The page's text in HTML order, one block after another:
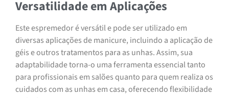
Versatilidade em Aplicações
Este espremedor é versátil e pode ser utilizado em
diversas aplicações de manicure, incluindo a aplicação de
géis e outros tratamentos para as unhas. Assim, sua
adaptabilidade torna-o uma ferramenta essencial tanto
para profissionais em salões quanto para quem realiza os
cuidados com as unhas em casa, oferecendo flexibilidade